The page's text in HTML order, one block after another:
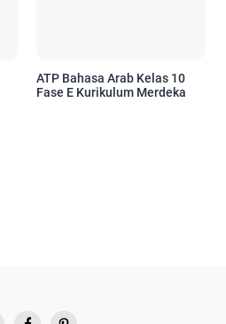
ATP Bahasa Arab Kelas 10
Fase E Kurikulum Merdeka